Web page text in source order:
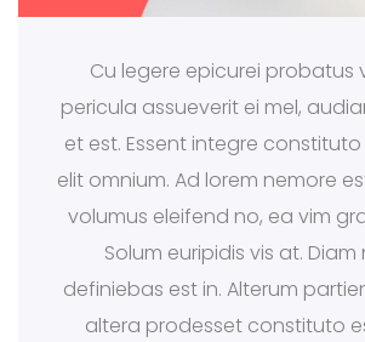
Cu legere epicurei probatus
pericula assueverit ei mel,
et est. Essent integre constituto
elit omnium. Ad lorem nemore
volumus eleifend no, ea vim
Solum euripidis vis at.
definiebas est in. Alterum
altera prodesset constituto